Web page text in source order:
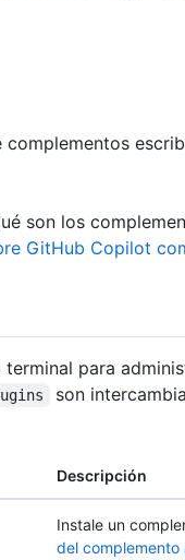
complementos
son los
GitHub Copilot
para
son
Descripción
Instale un
del complemento